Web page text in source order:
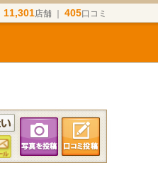
11,301店舗 ｜ 405口コミ